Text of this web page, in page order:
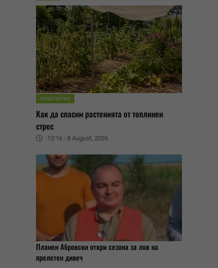
ЛЮБОПИТНО
Как да спасим растенията от топлинен
стрес
12:16 - 8 August, 2026
Пламен Абровски откри сезона за лов на
прелетен дивеч